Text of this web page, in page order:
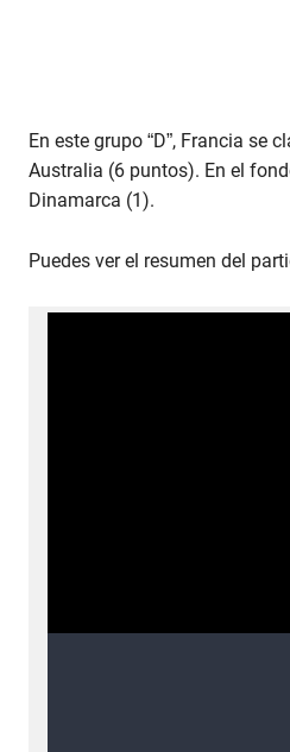
En este grupo “D”, Francia
Australia (6 puntos). En el
Dinamarca (1).
Puedes ver el resumen del